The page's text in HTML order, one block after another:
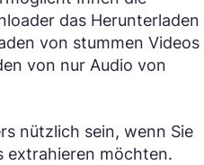
das Herunterladen
von stummen Videos
von nur Audio von
nützlich sein, wenn Sie
extrahieren möchten.